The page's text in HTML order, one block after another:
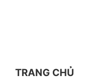
TRANG CHỦ